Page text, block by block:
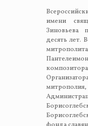
имени
Зиновьева
десять лет.